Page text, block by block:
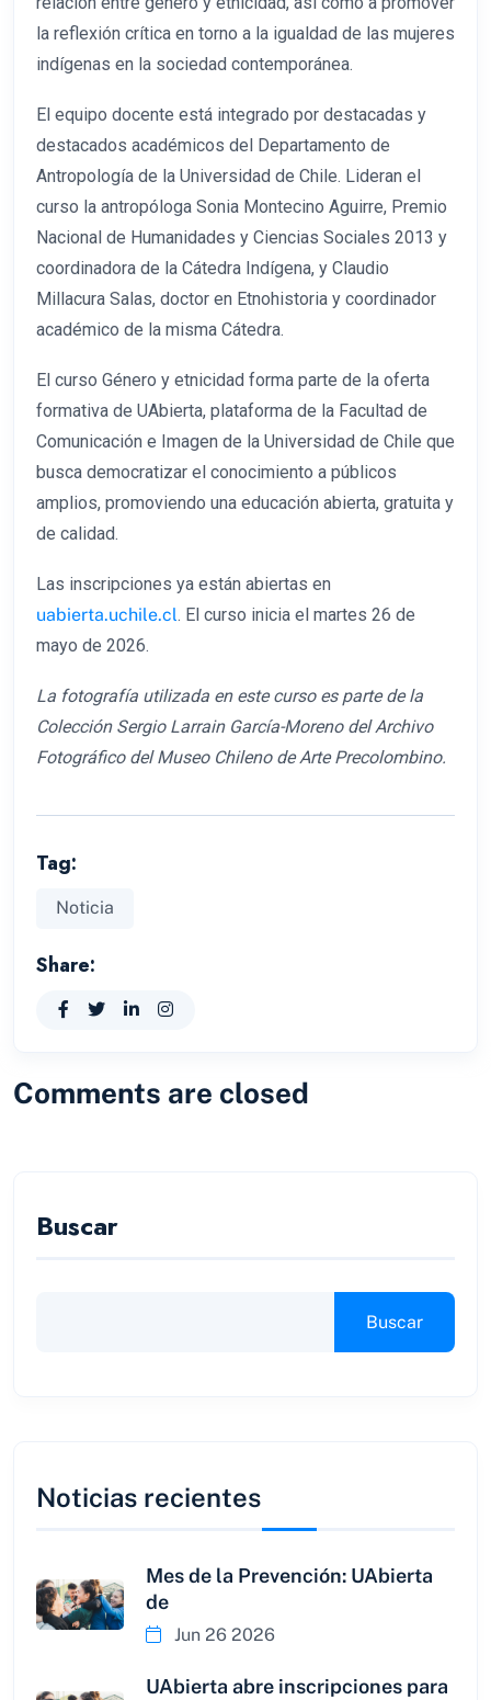
la reflexión crítica en torno a la igualdad de las mujeres
indígenas en la sociedad contemporánea.
El equipo docente está integrado por destacadas y
destacados académicos del Departamento de
Antropología de la Universidad de Chile. Lideran el
curso la antropóloga Sonia Montecino Aguirre, Premio
Nacional de Humanidades y Ciencias Sociales 2013 y
coordinadora de la Cátedra Indígena, y Claudio
Millacura Salas, doctor en Etnohistoria y coordinador
académico de la misma Cátedra.
El curso Género y etnicidad forma parte de la oferta
formativa de UAbierta, plataforma de la Facultad de
Comunicación e Imagen de la Universidad de Chile que
busca democratizar el conocimiento a públicos
amplios, promoviendo una educación abierta, gratuita y
de calidad.
Las inscripciones ya están abiertas en
uabierta.uchile.cl. El curso inicia el martes 26 de
mayo de 2026.
La fotografía utilizada en este curso es parte de la
Colección Sergio Larrain García-Moreno del Archivo
Fotográfico del Museo Chileno de Arte Precolombino.
Tag:
Noticia
Share:
Comments are closed
Buscar
Buscar
Noticias recientes
Mes de la Prevención: UAbierta
de
Jun 26 2026
UAbierta abre inscripciones para